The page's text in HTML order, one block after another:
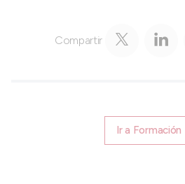
Compartir
Ir a Formación